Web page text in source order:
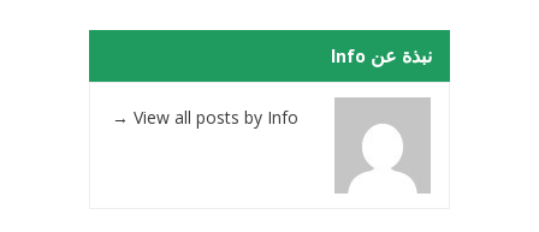
نبذة عن Info
View all posts by Info
→